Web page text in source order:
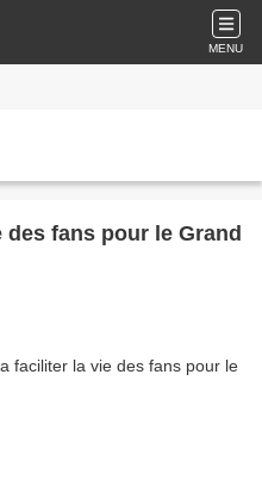
MENU
fans pour le Grand